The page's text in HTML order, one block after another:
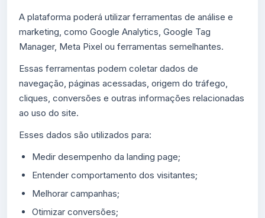
A plataforma poderá utilizar ferramentas de análise e
marketing, como Google Analytics, Google Tag
Manager, Meta Pixel ou ferramentas semelhantes.
Essas ferramentas podem coletar dados de
navegação, páginas acessadas, origem do tráfego,
cliques, conversões e outras informações relacionadas
ao uso do site.
Esses dados são utilizados para:
Medir desempenho da landing page;
Entender comportamento dos visitantes;
Melhorar campanhas;
Otimizar conversões;